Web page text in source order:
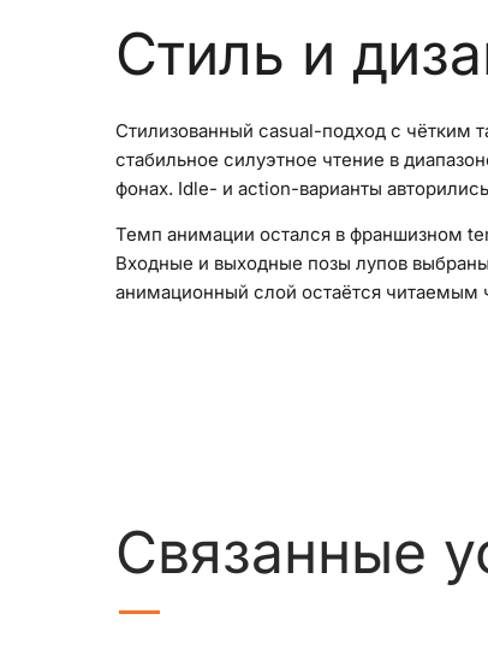
Стиль и
Стилизованный casual-подход с чётким
стабильное силуэтное чтение в
фонах. Idle- и action-варианты
Темп анимации остался в франшизном
Входные и выходные позы лупов
анимационный слой остаётся читаемым
Связанные